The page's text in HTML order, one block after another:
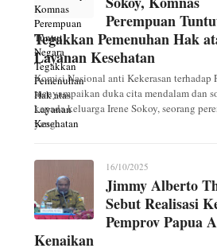
Perempuan
Tegakkan Pemenuhan Hak
Layanan Kesehatan
Komisi Nasional anti Kekerasan terhadap
menyampaikan duka cita mendalam dan
kepada keluarga Irene Sokoy, seorang
yang...
16/10/2025
Jimmy Alberto
Sebut Realisasi
Pemprov Papua
Kenaikan